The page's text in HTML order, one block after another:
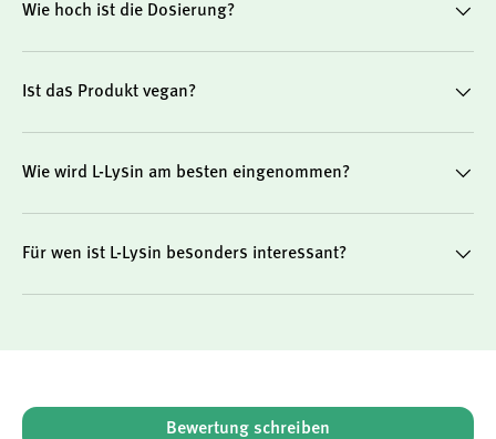
Wie hoch ist die Dosierung?
Ist das Produkt vegan?
Wie wird L-Lysin am besten eingenommen?
Für wen ist L-Lysin besonders interessant?
Bewertung schreiben
New content loaded